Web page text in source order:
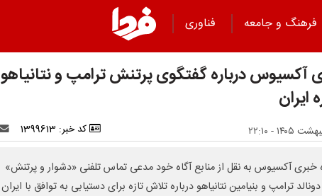
فرهنگ و جامعه فناوری
آکسیوس درباره گفتگوی پرتنش ترامپ و نتانیاهو
ایران
کد خبر: 1399613
خبری آکسیوس به نقل از منابع آگاه خود مدعی تماس تلفنی «دشوار و پرتنش»
ترامپ و بنیامین نتانیاهو درباره تلاش تازه برای دستیابی به توافق با ایران